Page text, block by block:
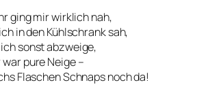
ging mir wirklich nah,
in den Kühlschrank sah,
sonst abzweige,
pure Neige –
Flaschen Schnaps noch da!